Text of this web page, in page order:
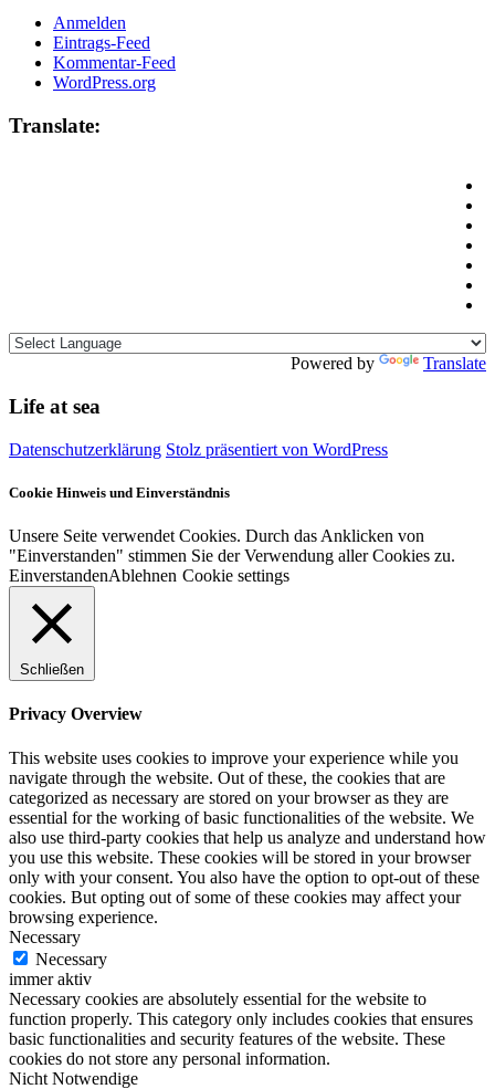
Anmelden
Eintrags-Feed
Kommentar-Feed
WordPress.org
Translate:
Powered by Translate
Life at sea
Datenschutzerklärung Stolz präsentiert von WordPress
Cookie Hinweis und Einverständnis
Unsere Seite verwendet Cookies. Durch das Anklicken von
"Einverstanden" stimmen Sie der Verwendung aller Cookies zu.
EinverstandenAblehnen Cookie settings
Schließen
Privacy Overview
This website uses cookies to improve your experience while you
navigate through the website. Out of these, the cookies that are
categorized as necessary are stored on your browser as they are
essential for the working of basic functionalities of the website. We
also use third-party cookies that help us analyze and understand how
you use this website. These cookies will be stored in your browser
only with your consent. You also have the option to opt-out of these
cookies. But opting out of some of these cookies may affect your
browsing experience.
Necessary
Necessary
immer aktiv
Necessary cookies are absolutely essential for the website to
function properly. This category only includes cookies that ensures
basic functionalities and security features of the website. These
cookies do not store any personal information.
Nicht Notwendige